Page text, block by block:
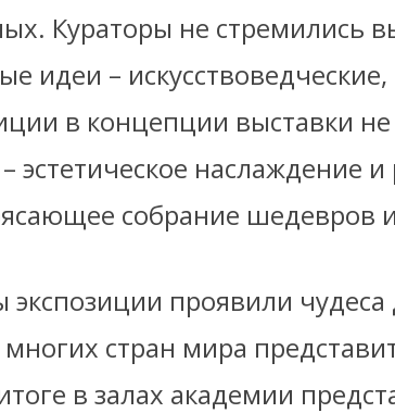
Кураторы не стремились
идеи –
в концепции выставки
эстетическое наслаждение
собрание шедевров
экспозиции проявили
стран мира
в залах академии